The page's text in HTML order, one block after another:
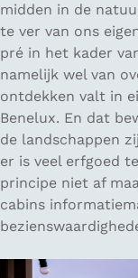
midden in de
te ver van ons
pré in het kader
namelijk wel van
ontdekken valt in
Benelux. En dat
de landschappen
er is veel erfgoed
principe niet af
cabins